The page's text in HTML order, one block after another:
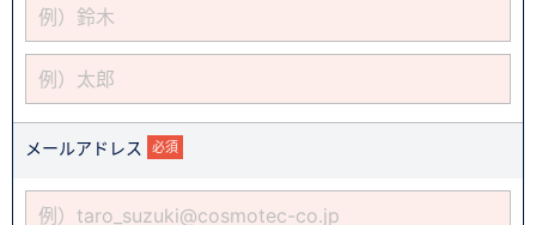
メールアドレス 必須